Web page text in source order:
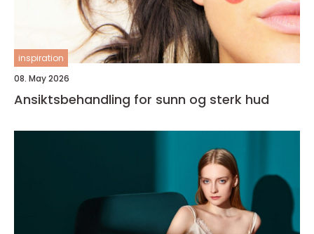
inspiration
08. May 2026
Ansiktsbehandling for sunn og sterk hud